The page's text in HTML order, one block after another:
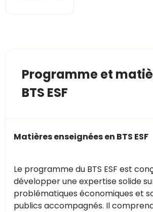
Programme et
BTS ESF
Matières enseignées en BTS ESF
Le programme du BTS ESF est
développer une expertise solide
problématiques économiques et
publics accompagnés. Il